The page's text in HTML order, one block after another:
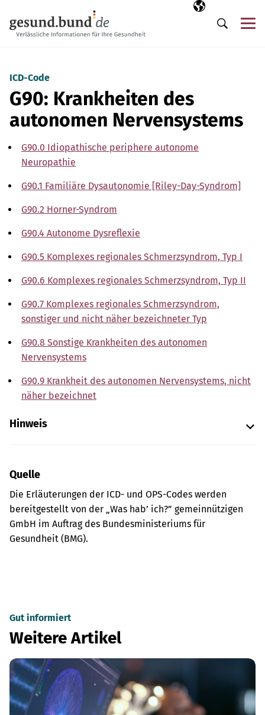
Ausgewählte
DE
Suche
ICD-Code
G90: Krankheiten des
autonomen Nervensystems
G90.0 Idiopathische periphere autonome
Neuropathie
G90.1 Familiäre Dysautonomie [Riley-Day-Syndrom]
G90.2 Horner-Syndrom
G90.4 Autonome Dysreflexie
G90.5 Komplexes regionales Schmerzsyndrom, Typ I
G90.6 Komplexes regionales Schmerzsyndrom, Typ II
G90.7 Komplexes regionales Schmerzsyndrom,
sonstiger und nicht näher bezeichneter Typ
G90.8 Sonstige Krankheiten des autonomen
Nervensystems
G90.9 Krankheit des autonomen Nervensystems, nicht
näher bezeichnet
Hinweis
Quelle
Die Erläuterungen der ICD- und OPS-Codes werden
bereitgestellt von der „Was hab’ ich?” gemeinnützigen
GmbH im Auftrag des Bundesministeriums für
Gesundheit (BMG).
Gut informiert
Weitere Artikel